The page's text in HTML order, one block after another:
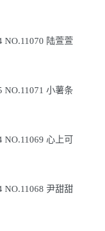
NO.11070 陆萱萱
NO.11071 小薯条
心上可
NO.11068 尹甜甜